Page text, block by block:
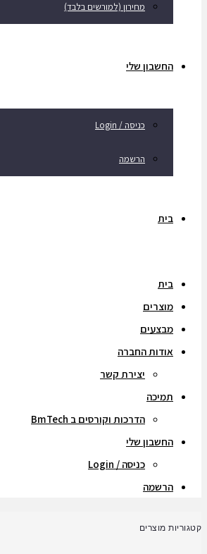
מחירון (למורשים בלבד)
החשבון שלי
כניסה / Login
הרשמה
בית
בית
מוצרים
מבצעים
אודות החברה
יצירת קשר
תמיכה
הדרכות וקורסים ב BmTech
החשבון שלי
כניסה / Login
הרשמה
קטגוריות מוצרים